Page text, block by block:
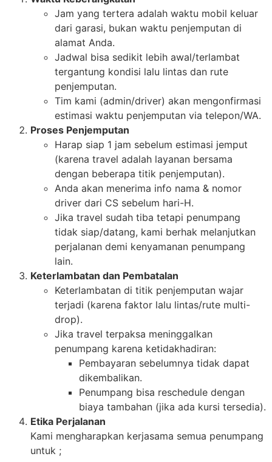
Jam yang tertera adalah waktu mobil keluar
dari garasi, bukan waktu penjemputan di
alamat Anda.
Jadwal bisa sedikit lebih awal/terlambat
tergantung kondisi lalu lintas dan rute
penjemputan.
Tim kami (admin/driver) akan mengonfirmasi
estimasi waktu penjemputan via telepon/WA.
Proses Penjemputan
Harap siap 1 jam sebelum estimasi jemput
(karena travel adalah layanan bersama
dengan beberapa titik penjemputan).
Anda akan menerima info nama & nomor
driver dari CS sebelum hari-H.
Jika travel sudah tiba tetapi penumpang
tidak siap/datang, kami berhak melanjutkan
perjalanan demi kenyamanan penumpang
lain.
Keterlambatan dan Pembatalan
Keterlambatan di titik penjemputan wajar
terjadi (karena faktor lalu lintas/rute multi-
drop).
Jika travel terpaksa meninggalkan
penumpang karena ketidakhadiran:
Pembayaran sebelumnya tidak dapat
dikembalikan.
Penumpang bisa reschedule dengan
biaya tambahan (jika ada kursi tersedia).
Etika Perjalanan
Kami mengharapkan kerjasama semua penumpang
untuk ;